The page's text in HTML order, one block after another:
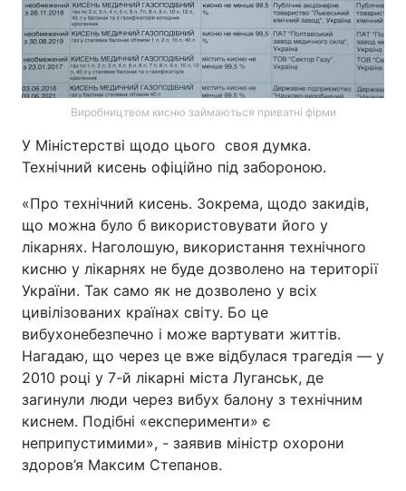
Виробництвом кисню займаються приватні фірми
У Міністерстві щодо цього своя думка.
Технічний кисень офіційно під забороною.
«Про технічний кисень. Зокрема, щодо закидів,
що можна було б використовувати його у
лікарнях. Наголошую, використання технічного
кисню у лікарнях не буде дозволено на території
України. Так само як не дозволено у всіх
цивілізованих країнах світу. Бо це
вибухонебезпечно і може вартувати життів.
Нагадаю, що через це вже відбулася трагедія — у
2010 році у 7-й лікарні міста Луганськ, де
загинули люди через вибух балону з технічним
киснем. Подібні «експерименти» є
неприпустимими», - заявив міністр охорони
здоров’я Максим Степанов.